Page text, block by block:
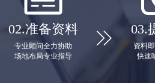
02.准备资料
专业顾问全力协助
场地布局专业指导
 03.
资料
快速